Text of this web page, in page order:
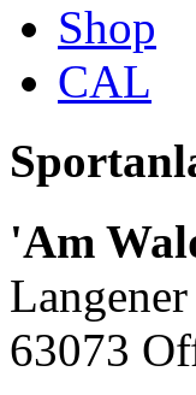
Shop
CAL
'Am
63073